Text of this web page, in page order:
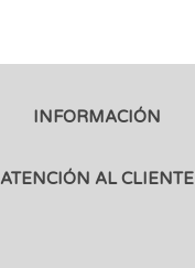
INFORMACIÓN
ATENCIÓN AL CLIENTE